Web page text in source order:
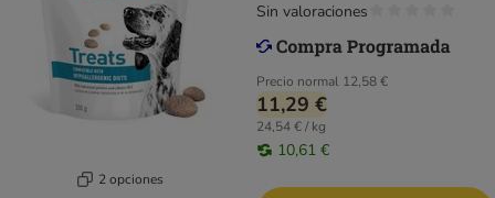
2 opciones
Precio normal 12,58 €
11,29 €
24,54 € / kg
10,61 €
Sin valoraciones